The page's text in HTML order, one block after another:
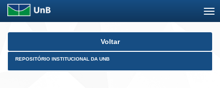
Skip
Voltar
REPOSITÓRIO INSTITUCIONAL DA UNB